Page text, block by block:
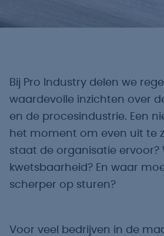
Bij Pro Industry delen we
waardevolle inzichten over
en de procesindustrie. Een
het moment om even uit te
staat de organisatie ervoor?
kwetsbaarheid? En waar
scherper op sturen?
Voor veel bedrijven in de